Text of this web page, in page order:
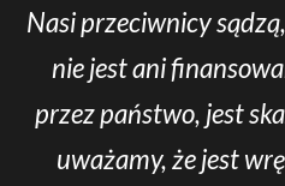
Nasi przeciwnicy
nie jest ani
przez państwo, jest
uważamy, że jest